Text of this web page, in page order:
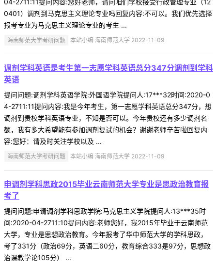
04-2711:11提问内容:您好老师，请问咱们学校接受行政管理专业（12
0401）调剂到马克思主义理论专业吗回复内容:不可以。我们优先选择
报考专业为马克思主义理论专业的考生 ...
海南师范大学考研问题 本站小编 海南师范大学 2022-11-09
调剂学科英语是考生第一志愿学科英语总分347分调剂到学科
英语
提问问题:调剂学科英语学院:外国语学院提问人:17***32时间:2020-0
4-2711:11提问内容:我是今年考生，第一志愿学科英语总分347分，想
调剂到贵校学科英语专业，不知是否可以。今年贵校还有多少调剂名
额，我有多大希望能有参加调剂复试的机会？谢谢老师辛苦啦回复内
容:您好：请及时关注学校以及 ...
海南师范大学考研问题 本站小编 海南师范大学 2022-11-09
申调剂学科思政2015毕业云南师范大学专业是思政治教育报
考了
提问问题:申请调剂学科思政学院:马克思主义学院提问人:13***35时
间:2020-04-2711:10提问内容:老师您好，我2015年毕业于云南师范
大学，专业是思想政治教育。今年报考了华中师范大学的学科思政，
考了331分（政治69分，英语二60分，教育综合333是97分，思想政
治课教学论105分） ...